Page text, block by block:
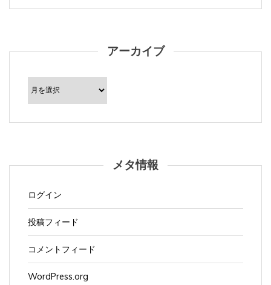
アーカイブ
ア
カ
メタ情報
ログイン
投稿フィード
コメントフィード
WordPress.org